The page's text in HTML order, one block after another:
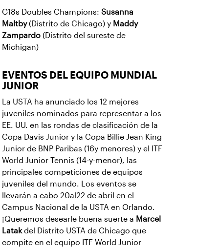
G18s Doubles Champions: Susanna
Maltby(Distrito de Chicago) y Maddy
Zampardo (Distrito del sureste de
Michigan)
EVENTOS DEL EQUIPO MUNDIAL
JUNIOR
La USTA ha anunciado los 12 mejores
juveniles nominados para representar a los
EE. UU. en las rondas de clasificación de la
Copa Davis Junior y la Copa Billie Jean King
Junior de BNP Paribas (16y menores) y el ITF
World Junior Tennis (14-y-menor), las
principales competiciones de equipos
juveniles del mundo. Los eventos se
llevarán a cabo 20al22 de abril en el
Campus Nacional de la USTA en Orlando.
¡Queremos desearle buena suerte a Marcel
Latakdel Distrito USTA de Chicago que
compite en el equipo ITF World Junior